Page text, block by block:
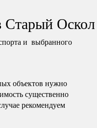
Старый Оскол
и выбранного
объектов нужно
существенно
рекомендуем